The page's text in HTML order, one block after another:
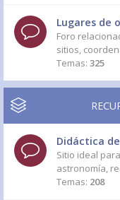
Lugares de
Foro
sitios,
Temas: 325
Didáctica
Sitio ideal
astronomía,
Temas: 208